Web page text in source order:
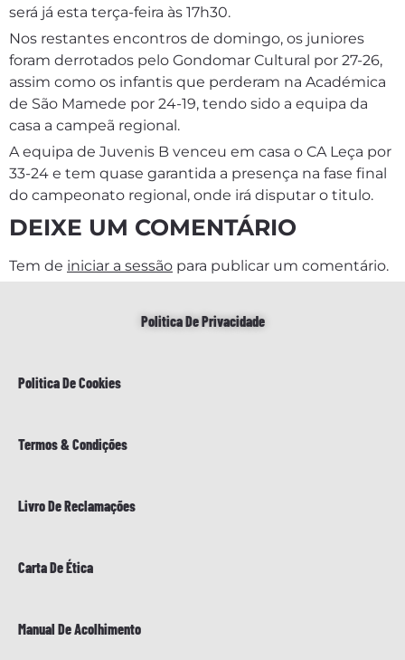
será já esta terça-feira às 17h30.
Nos restantes encontros de domingo, os juniores
foram derrotados pelo Gondomar Cultural por 27-26,
assim como os infantis que perderam na Académica
de São Mamede por 24-19, tendo sido a equipa da
casa a campeã regional.
A equipa de Juvenis B venceu em casa o CA Leça por
33-24 e tem quase garantida a presença na fase final
do campeonato regional, onde irá disputar o titulo.
DEIXE UM COMENTÁRIO
Tem de iniciar a sessão para publicar um comentário.
Politica De Privacidade
Politica De Cookies
Termos & Condições
Livro De Reclamações
Carta De Ética
Manual De Acolhimento